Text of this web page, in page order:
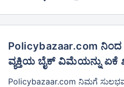
Policybazaar.com ನಿಂದ ಆನ್‌ಲೈನ್‌ನಲ್ಲಿ ಮೂರನೇ
ವ್ಯಕ್ತಿಯ ಬೈಕ್ ವಿಮೆಯನ್ನು ಏಕೆ
Policybazaar.com ನಿಮಗೆ